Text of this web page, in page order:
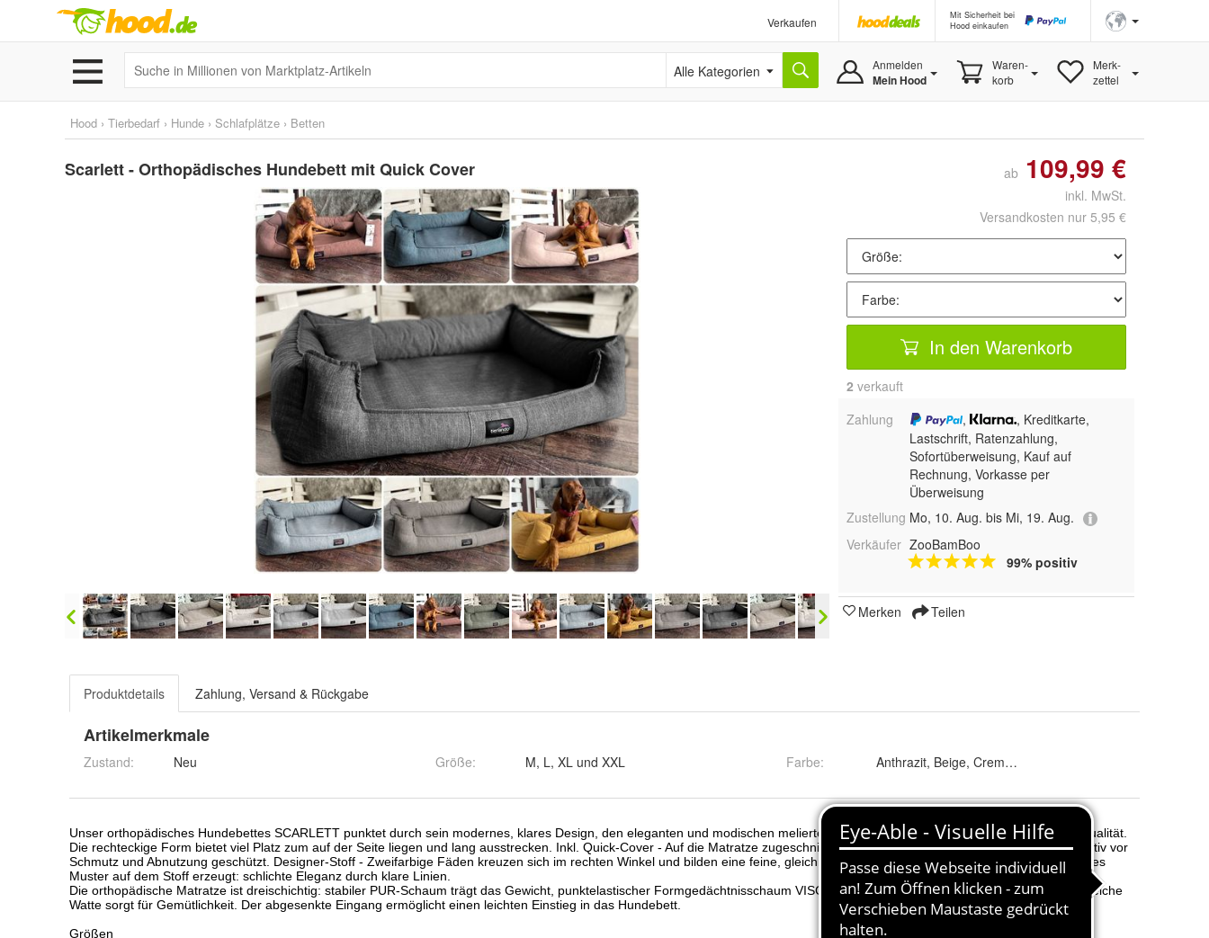
Verkaufen
Mit Sicherheit bei
Hood einkaufen
Alle Kategorien Anmelden
Mein Hood
Waren-
korb
Merk-
zettel
Hood › Tierbedarf › Hunde › Schlafplätze › Betten
Scarlett - Orthopädisches Hundebett mit Quick Cover ab 109,99 €
inkl. MwSt.
Versandkosten nur 5,95 €
In den Warenkorb
2 verkauft
Zahlung
,
, Kreditkarte,
Lastschrift, Ratenzahlung,
Sofortüberweisung, Kauf auf
Rechnung, Vorkasse per
Überweisung
Zustellung Mo, 10. Aug. bis Mi, 19. Aug.
Verkäufer ZooBamBoo
99% positiv
Merken Teilen
Produktdetails Zahlung, Versand & Rückgabe
Artikelmerkmale
Zustand: Neu Größe: M, L, XL und XXL Farbe: